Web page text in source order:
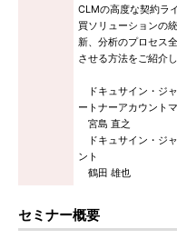
CLMの高度な契約ラ
買ソリューションの
新、分析のプロセス
させる方法をご紹介し
ドキュサイン・ジ
ートナーアカウント
宮島 直之
ドキュサイン・ジ
ント
鶴田 雄也
セミナー概要